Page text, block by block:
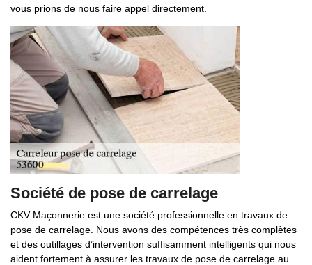
vous prions de nous faire appel directement.
Société de pose de carrelage
CKV Maçonnerie est une société professionnelle en travaux de
pose de carrelage. Nous avons des compétences très complètes
et des outillages d’intervention suffisamment intelligents qui nous
aident fortement à assurer les travaux de pose de carrelage au